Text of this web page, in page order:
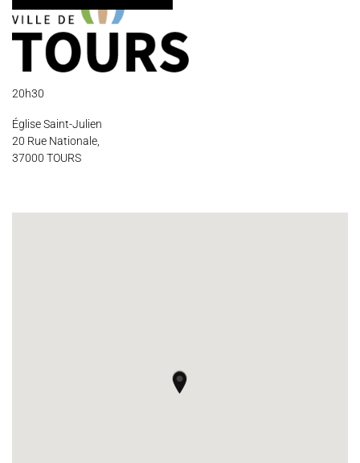
Nous soutenir Vidéos
Espace Artistes
20h30
Église Saint-Julien
20 Rue Nationale,
37000 TOURS